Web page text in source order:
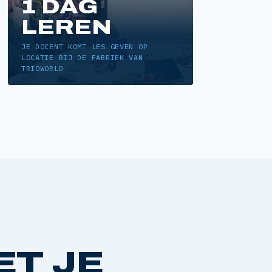
1 DAG
LEREN
JE DOCENT KOMT LES GEVEN OP
LOCATIE BIJ DE FABRIEK VAN
TRIOWORLD
JE